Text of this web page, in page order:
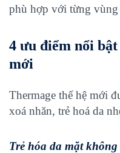
phù hợp với từng vùng
4 ưu điểm nổi
mới
Thermage thế hệ mới
xoá nhăn, trẻ hoá da
Trẻ hóa da mặt